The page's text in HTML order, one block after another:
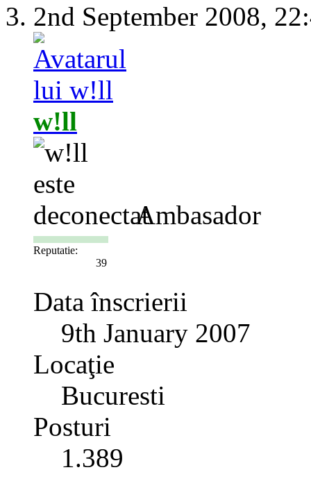
2nd September 2008,
w!ll
Ambasador
Reputatie:
39
Data înscrierii
9th January 2007
Locaţie
Bucuresti
Posturi
1.389